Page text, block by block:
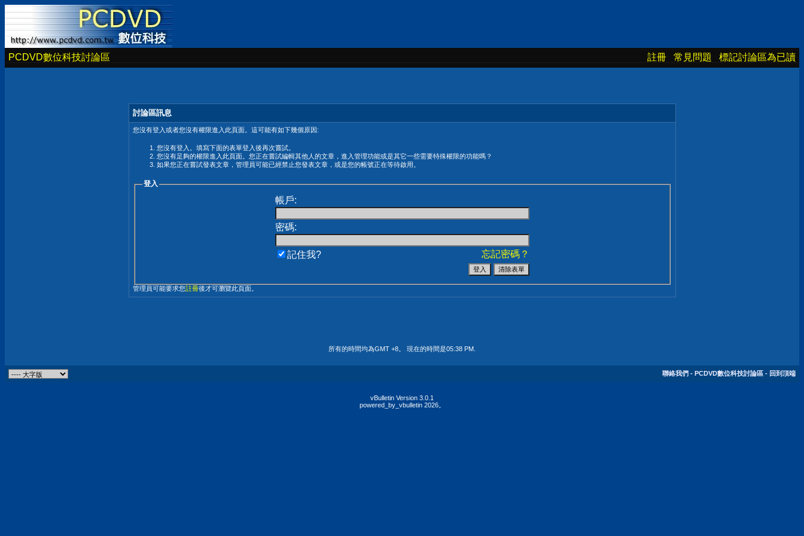
PCDVD數位科技討論區 註冊 常見問題 標記討論區為已讀
討論區訊息
您沒有登入或者您沒有權限進入此頁面。這可能有如下幾個原因:
您沒有登入。填寫下面的表單登入後再次嘗試。
您沒有足夠的權限進入此頁面。您正在嘗試編輯其他人的文章，進入管理功能或是其它一些需要特殊權限的功能嗎？
如果您正在嘗試發表文章，管理員可能已經禁止您發表文章，或是您的帳號正在等待啟用。
登入
帳戶:
密碼:
忘記密碼？
記住我?
管理員可能要求您註冊後才可瀏覽此頁面。
所有的時間均為GMT +8。 現在的時間是05:38 PM
聯絡我們 - PCDVD數位科技討論區 - 回到頂端
vBulletin Version 3.0.1
powered_by_vbulletin 2026。